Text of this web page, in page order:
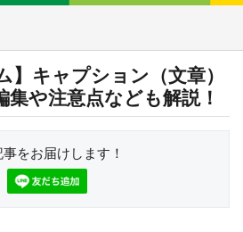
】キャプション（文章）
集や注意点なども解説！
をお届けします！